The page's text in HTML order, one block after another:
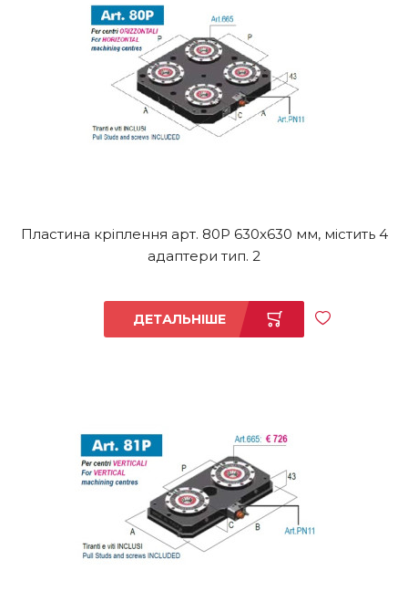
Пластина кріплення арт. 80P 630x630 мм, містить 4
адаптери тип. 2
ДЕТАЛЬНІШЕ